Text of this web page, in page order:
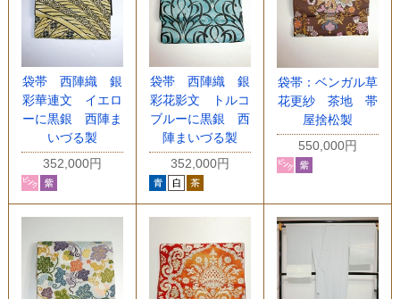
袋帯 西陣織 銀
彩華連文 イエロ
ーに黒銀 西陣ま
いづる製
352,000円
袋帯 西陣織 銀
彩花影文 トルコ
ブルーに黒銀 西
陣まいづる製
352,000円
袋帯：ベンガル草
花更紗 茶地 帯
屋捨松製
550,000円